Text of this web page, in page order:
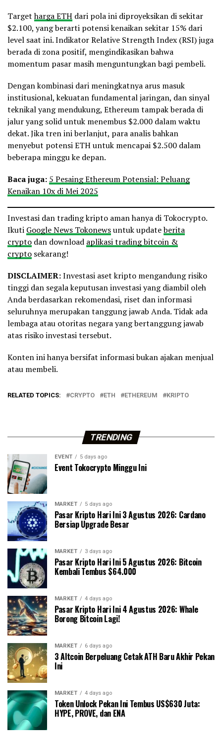
Targetharga ETH dari pola ini diproyeksikan di sekitar
$2.100, yang berarti potensi kenaikan sekitar 15% dari
level saat ini. Indikator Relative Strength Index (RSI) juga
berada di zona positif, mengindikasikan bahwa
momentum pasar masih menguntungkan bagi pembeli.
Dengan kombinasi dari meningkatnya arus masuk
institusional, kekuatan fundamental jaringan, dan sinyal
teknikal yang mendukung, Ethereum tampak berada di
jalur yang solid untuk menembus $2.000 dalam waktu
dekat. Jika tren ini berlanjut, para analis bahkan
menyebut potensi ETH untuk mencapai $2.500 dalam
beberapa minggu ke depan.
Baca juga: 5 Pesaing Ethereum Potensial: Peluang
Kenaikan 10x di Mei 2025
Investasi dan trading kripto aman hanya di Tokocrypto.
Ikuti Google News Tokonewsuntuk updateberita
crypto dan download aplikasi trading bitcoin &
crypto sekarang!
DISCLAIMER:Investasi aset kripto mengandung risiko
tinggi dan segala keputusan investasi yang diambil oleh
Anda berdasarkan rekomendasi, riset dan informasi
seluruhnya merupakan tanggung jawab Anda. Tidak ada
lembaga atau otoritas negara yang bertanggung jawab
atas risiko investasi tersebut.
Konten ini hanya bersifat informasi bukan ajakan menjual
atau membeli.
RELATED TOPICS: CRYPTO ETH ETHEREUM KRIPTO
TRENDING
EVENT 5 days ago
Event Tokocrypto Minggu Ini
MARKET 5 days ago
Pasar Kripto Hari Ini 3 Agustus 2026: Cardano
Bersiap Upgrade Besar
MARKET 3 days ago
Pasar Kripto Hari Ini 5 Agustus 2026: Bitcoin
Kembali Tembus $64.000
MARKET 4 days ago
Pasar Kripto Hari Ini 4 Agustus 2026: Whale
Borong Bitcoin Lagi!
MARKET 6 days ago
3 Altcoin Berpeluang Cetak ATH Baru Akhir Pekan
Ini
MARKET 4 days ago
Token Unlock Pekan Ini Tembus US$630 Juta:
HYPE, PROVE, dan ENA